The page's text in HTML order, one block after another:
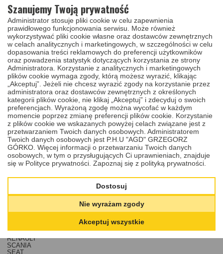
Marki
ALFA ROMEO
AUDI
BMW
CHRYSLER
CITROEN
DACIA
DAF
DODGE
FIAT
FORD
HARLEY DAVIDSON
HONDA
HYUNDAI
IVECO
JEEP
KIA
LANCIA
LAND ROVER
MAN
MASERATI
MINI
NISSAN
PORSCHE
RENAULT
SCANIA
SEAT
Szanujemy Twoją prywatność
Administrator stosuje pliki cookie w celu zapewnienia
prawidłowego funkcjonowania serwisu. Może również
wykorzystywać pliki cookie własne oraz dostawców zewnętrznych
w celach analitycznych i marketingowych, w szczególności w celu
dopasowania treści reklamowych do preferencji użytkowników
oraz powadzenia statystyk dotyczących korzystania ze strony
Administratora. Korzystanie z analitycznych i marketingowych
plików cookie wymaga zgody, którą możesz wyrazić, klikając
„Akceptuj”. Jeżeli nie chcesz wyrazić zgody na korzystanie przez
administratora oraz dostawców zewnętrznych z określonych
kategorii plików cookie, nie klikaj „Akceptuj” i zdecyduj o swoich
preferencjach. Wyrażoną zgodę można wycofać w każdym
momencie poprzez zmianę preferencji plików cookie. Korzystanie
z plików cookie we wskazanych powyżej celach związane jest z
przetwarzaniem Twoich danych osobowych. Administratorem
Twoich danych osobowych jest P.H.U "AGD" GRZEGORZ
GÓRKO. Więcej informacji o przetwarzaniu Twoich danych
osobowych, w tym o przysługujących Ci uprawnieniach, znajduje
się w Polityce prywatności. Zapoznaj się z polityką prywatności.
Dostosuj
Nie wyrażam zgody
Akceptuj wszystkie